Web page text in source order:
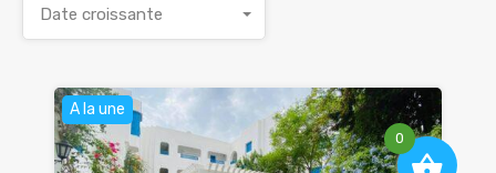
Date croissante
A la une
0